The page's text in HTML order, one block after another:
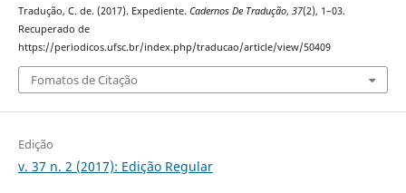
Tradução, C. de. (2017). Expediente. Cadernos De Tradução, 37(2), 1–03.
Recuperado de
https://periodicos.ufsc.br/index.php/traducao/article/view/50409
Fomatos de Citação
Edição
v. 37 n. 2 (2017): Edição Regular